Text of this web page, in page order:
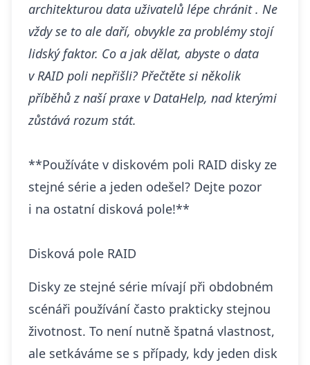
architekturou data uživatelů lépe chránit . Ne
vždy se to ale daří, obvykle za problémy stojí
lidský faktor. Co a jak dělat, abyste o data
v RAID poli nepřišli? Přečtěte si několik
příběhů z naší praxe v DataHelp, nad kterými
zůstává rozum stát.
**Používáte v diskovém poli RAID disky ze
stejné série a jeden odešel? Dejte pozor
i na ostatní disková pole!**
Disková pole RAID
Disky ze stejné série mívají při obdobném
scénáři používání často prakticky stejnou
životnost. To není nutně špatná vlastnost,
ale setkáváme se s případy, kdy jeden disk